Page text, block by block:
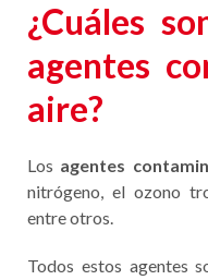
¿Cuáles
agentes
aire?
Los agentes
nitrógeno, el ozono
entre otros.
Todos estos agentes